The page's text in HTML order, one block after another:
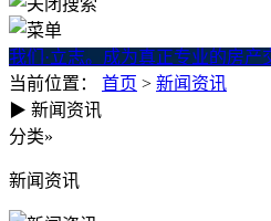
我们·立志。成为真正专业的房产
当前位置： 首页 > 新闻资讯
告别盲目找房！
▶ 新闻资讯
分类»
新闻资讯